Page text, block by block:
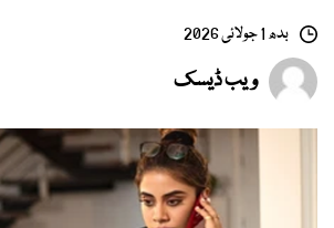
بدھ 1 جولائی 2026
ویب ڈیسک